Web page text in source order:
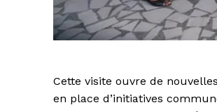
Cette visite ouvre de
en place d’initiatives